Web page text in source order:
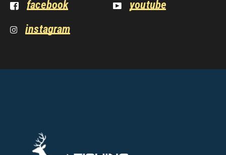
facebook
youtube
instagram